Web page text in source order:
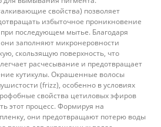
свойства) позволяет
избыточное проникновение
при последующем мытье. Благодаря
заполняют микронеровности
скользящую поверхность, что
расчесывание и предотвращает
кутикулы. Окрашенные волосы
(frizz), особенно в условиях
свойства цетиловых эфиров
этот процесс. Формируя на
они предотвращают потерю воды